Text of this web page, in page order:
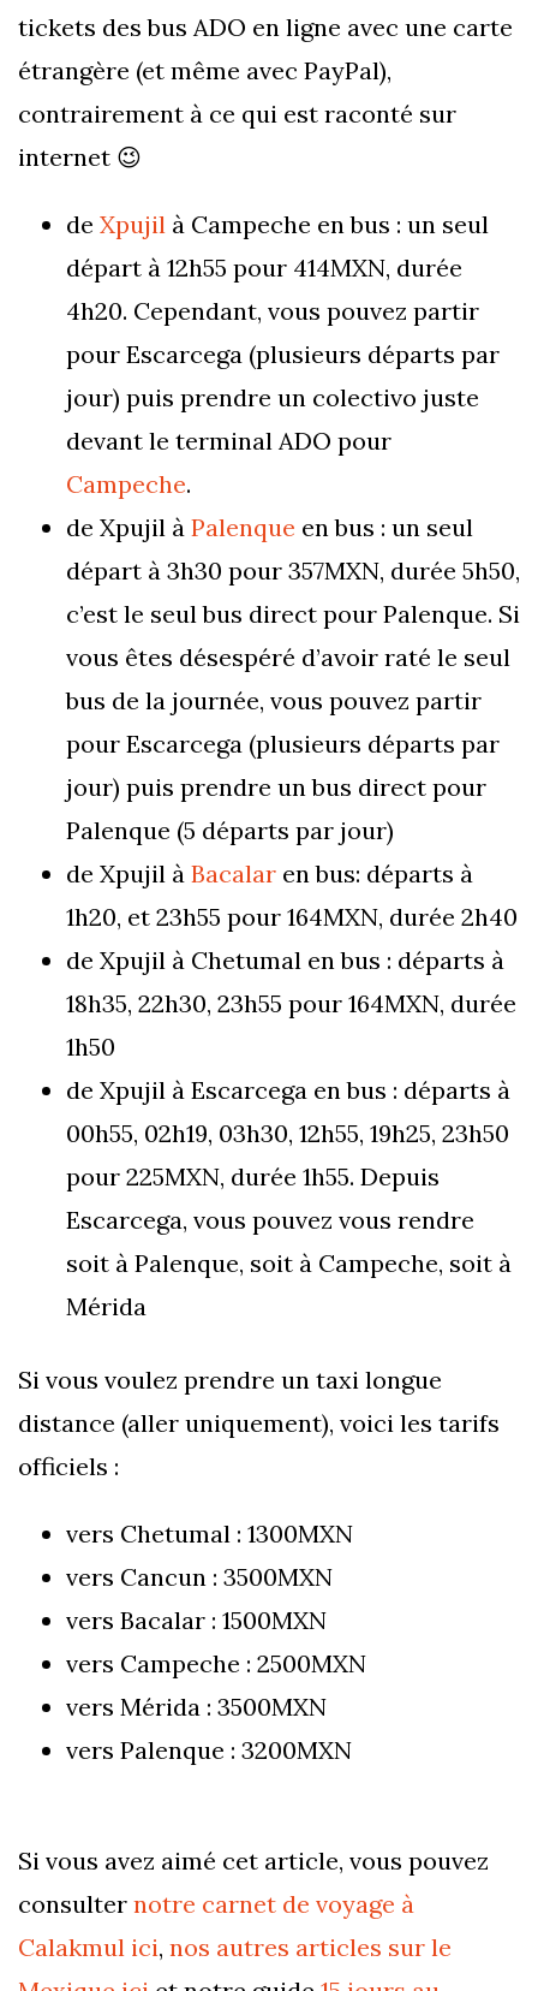
tickets des bus ADO en ligne avec une carte
étrangère (et même avec PayPal),
contrairement à ce qui est raconté sur
internet 😉
de Xpujil à Campeche en bus : un seul
départ à 12h55 pour 414MXN, durée
4h20. Cependant, vous pouvez partir
pour Escarcega (plusieurs départs par
jour) puis prendre un colectivo juste
devant le terminal ADO pour
Campeche.
de Xpujil à Palenque en bus : un seul
départ à 3h30 pour 357MXN, durée 5h50,
c’est le seul bus direct pour Palenque. Si
vous êtes désespéré d’avoir raté le seul
bus de la journée, vous pouvez partir
pour Escarcega (plusieurs départs par
jour) puis prendre un bus direct pour
Palenque (5 départs par jour)
de Xpujil à Bacalar en bus: départs à
1h20, et 23h55 pour 164MXN, durée 2h40
de Xpujil à Chetumal en bus : départs à
18h35, 22h30, 23h55 pour 164MXN, durée
1h50
de Xpujil à Escarcega en bus : départs à
00h55, 02h19, 03h30, 12h55, 19h25, 23h50
pour 225MXN, durée 1h55. Depuis
Escarcega, vous pouvez vous rendre
soit à Palenque, soit à Campeche, soit à
Mérida
Si vous voulez prendre un taxi longue
distance (aller uniquement), voici les tarifs
officiels :
vers Chetumal : 1300MXN
vers Cancun : 3500MXN
vers Bacalar : 1500MXN
vers Campeche : 2500MXN
vers Mérida : 3500MXN
vers Palenque : 3200MXN
Si vous avez aimé cet article, vous pouvez
consulter notre carnet de voyage à
Calakmul ici, nos autres articles sur le